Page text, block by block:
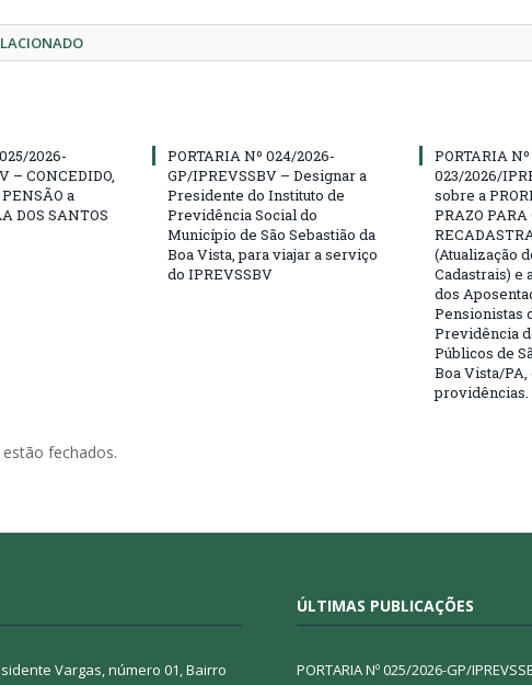
2026-
– CONCEDIDO,
a
DOS SANTOS
PORTARIA Nº 024/2026-
GP/IPREVSSBV – Designar a
Presidente do Instituto de
Previdência Social do
Município de São Sebastião da
Boa Vista, para viajar a serviço
do IPREVSSBV
PORTARIA Nº
023/2026/
sobre a
PRAZO PARA
(Atualização
Cadastrais) e
dos
Pensionistas
Previdência
Públicos de
Boa Vista/PA,
providências.
fechados.
Vargas, número 01, Bairro
ÚLTIMAS PUBLICAÇÕES
PORTARIA Nº 025/2026-GP/